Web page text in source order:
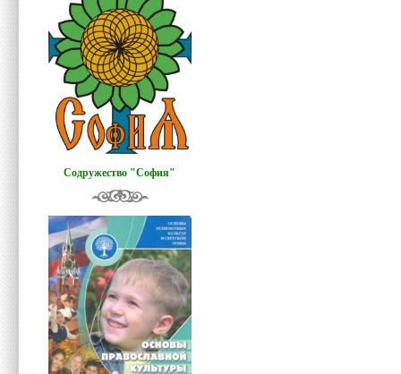
Содружество "София"